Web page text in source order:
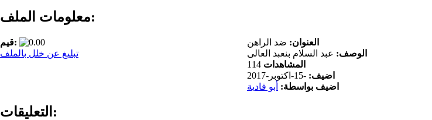
معلومات الملف:
العنوان: ضد الراهن
الوصف: عبد السلام بنعبد العالى
المشاهدات
اضيف: -15-اكتوبر-2017
اضيف بواسطة: أبو فادية
قيم:
تبليغ عن خلل بالملف
التعليقات: